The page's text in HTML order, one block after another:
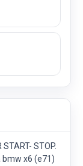
START- STOP.
bmw x6 (e71)